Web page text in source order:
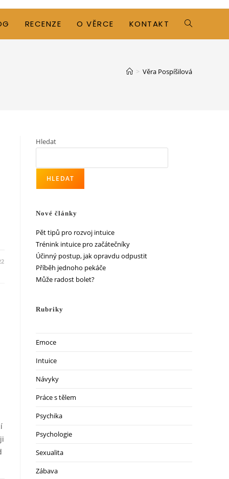
RECENZE O VĚRCE KONTAKT TOGGLE
> Věra Pospíšilová
Hledat
HLEDAT
Nové články
Pět tipů pro rozvoj intuice
Trénink intuice pro začátečníky
Účinný postup, jak opravdu odpustit
Příběh jednoho pekáče
Může radost bolet?
Rubriky
Emoce
Intuice
Návyky
Práce s tělem
Psychika
Psychologie
Sexualita
Zábava